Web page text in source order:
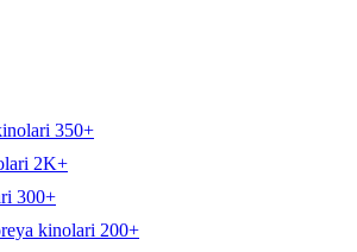
350+
2K+
300+
kinolari 200+